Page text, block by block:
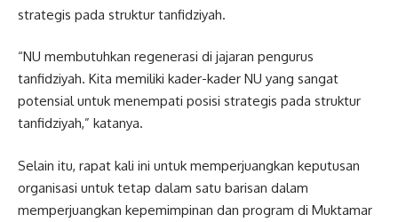
strategis pada struktur tanfidziyah.
“NU membutuhkan regenerasi di jajaran pengurus
tanfidziyah. Kita memiliki kader-kader NU yang sangat
potensial untuk menempati posisi strategis pada struktur
tanfidziyah,” katanya.
Selain itu, rapat kali ini untuk memperjuangkan keputusan
organisasi untuk tetap dalam satu barisan dalam
memperjuangkan kepemimpinan dan program di Muktamar